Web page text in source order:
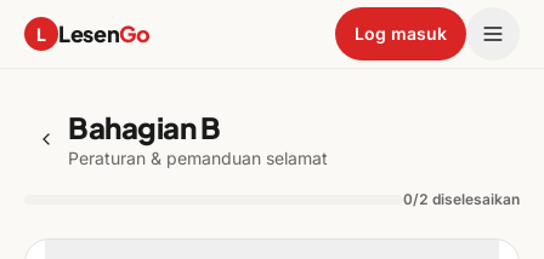
L LesenGo Log masuk
Bahagian B
Peraturan & pemanduan selamat
0/2 diselesaikan